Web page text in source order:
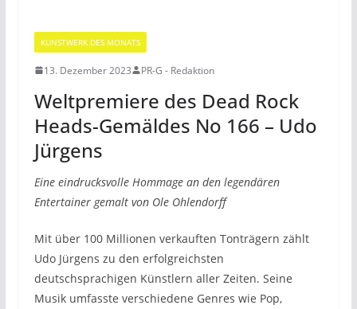
KUNSTWERK DES MONATS
13. Dezember 2023 PR-G - Redaktion
Weltpremiere des Dead Rock
Heads-Gemäldes No 166 – Udo
Jürgens
Eine eindrucksvolle Hommage an den legendären
Entertainer gemalt von Ole Ohlendorff
Mit über 100 Millionen verkauften Tonträgern zählt
Udo Jürgens zu den erfolgreichsten
deutschsprachigen Künstlern aller Zeiten. Seine
Musik umfasste verschiedene Genres wie Pop,